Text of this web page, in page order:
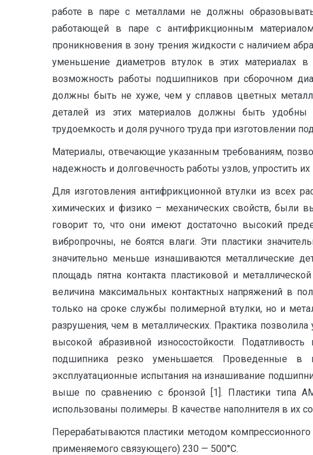
работе в паре с металлами не должны
работающей в паре с антифрикционным
проникновения в зону трения жидкости с наличием
уменьшение диаметров втулок в этих материалах
возможность работы подшипников при сборочном
должны быть не хуже, чем у сплавов цветных
деталей из этих материалов должны быть удобны
трудоемкость и доля ручного труда при
Материалы, отвечающие указанным требованиям,
надежность и долговечность работы узлов, упростить
Для изготовления антифрикционной втулки из всех
химических и физико – механических свойств, были
говорит то, что они имеют достаточно высокий
вибропрочны, не боятся влаги. Эти пластики
значительно меньше изнашиваются металлические
площадь пятна контакта пластиковой и
величина максимальных контактных напряжений в
только на сроке службы полимерной втулки, но и
разрушения, чем в металлических. Практика
высокой абразивной износостойкости.
подшипника резко уменьшается. Проведенные в
эксплуатационные испытания на изнашивание
выше по сравнению с бронзой [1]. Пластики типа
использованы полимеры. В качестве наполнителя в их
Перерабатываются пластики методом
применяемого связующего) 230 — 500°С.